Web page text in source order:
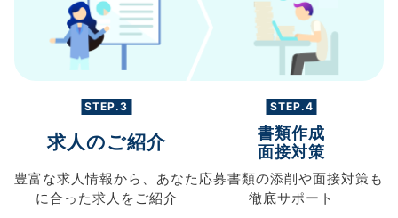
STEP.3
求人のご紹介
豊富な求人情報から、 あなた
に合った求人を ご紹介
STEP.4
書類作成
面接対策
応募書類の添削や面接対策も
徹底サポート